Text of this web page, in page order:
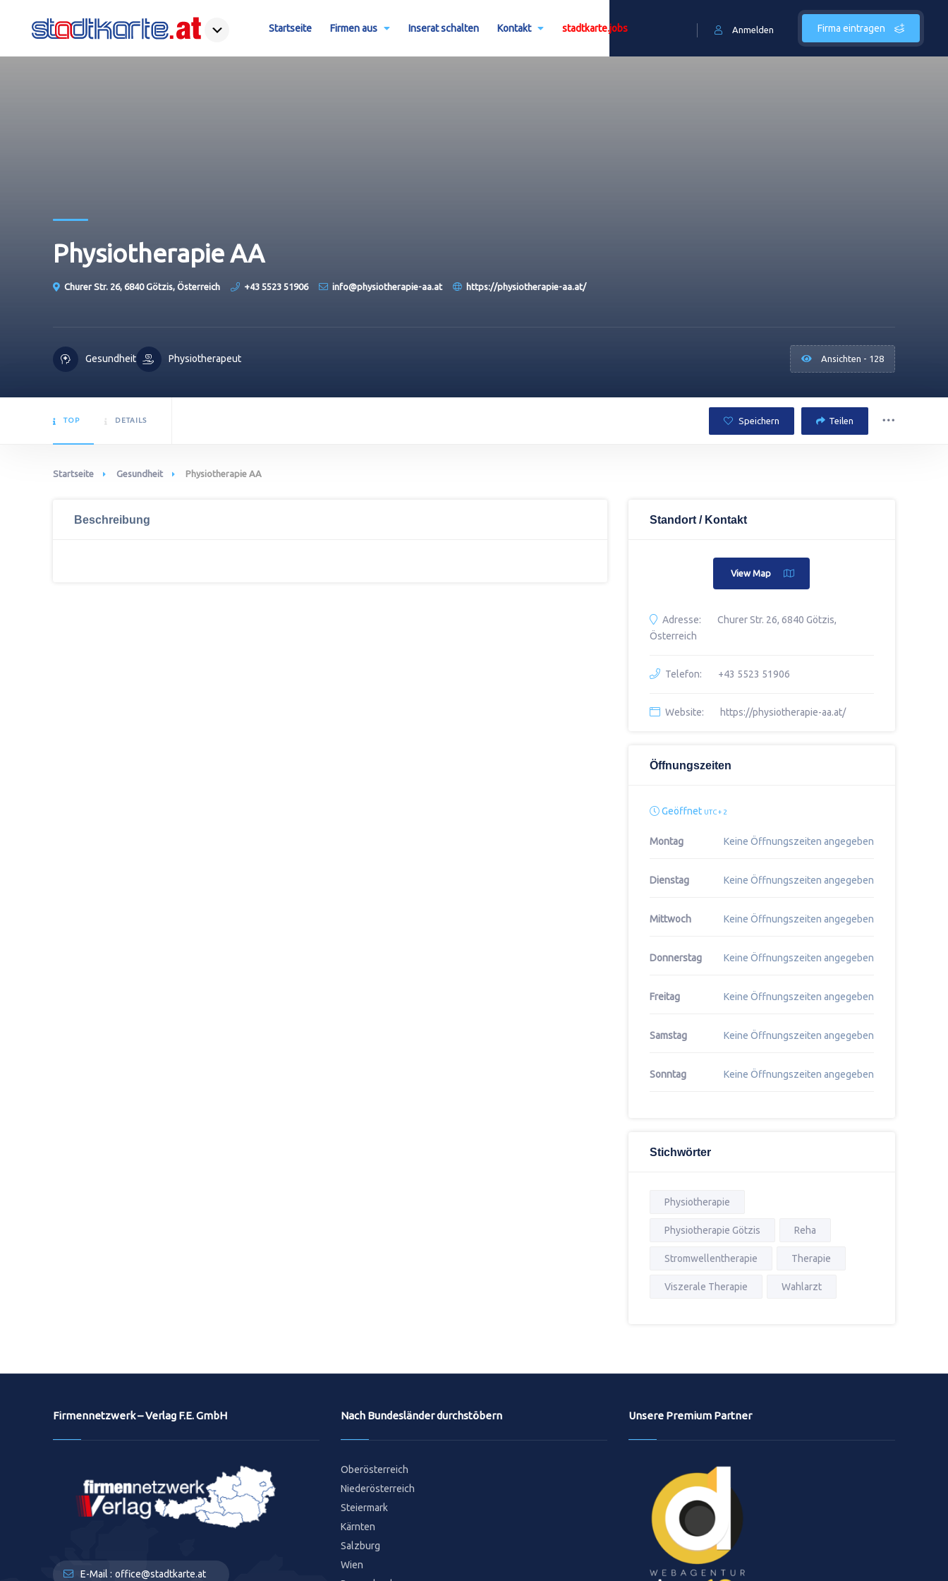
Firma eintragen
Anmelden
Startseite Firmen aus Inserat schalten Kontakt stadtkarte.jobs
Physiotherapie AA
Churer Str. 26, 6840 Götzis, Österreich +43 5523 51906 info@physiotherapie-aa.at https://physiotherapie-aa.at/
Gesundheit Physiotherapeut Ansichten - 128
TOP DETAILS Speichern Teilen
Startseite Gesundheit Physiotherapie AA
Beschreibung Standort / Kontakt
View Map
Adresse:
Churer Str. 26, 6840 Götzis,
Österreich
Telefon: +43 5523 51906
Website: https://physiotherapie-aa.at/
Öffnungszeiten
Geöffnet UTC + 2
Montag Keine Öffnungszeiten angegeben
Dienstag Keine Öffnungszeiten angegeben
Mittwoch Keine Öffnungszeiten angegeben
Donnerstag Keine Öffnungszeiten angegeben
Freitag Keine Öffnungszeiten angegeben
Samstag Keine Öffnungszeiten angegeben
Sonntag Keine Öffnungszeiten angegeben
Stichwörter
Physiotherapie
Physiotherapie Götzis Reha
Stromwellentherapie Therapie
Viszerale Therapie Wahlarzt
Firmennetzwerk – Verlag F.E. GmbH
E-Mail : office@stadtkarte.at
Nach Bundesländer durchstöbern
Oberösterreich
Niederösterreich
Steiermark
Kärnten
Salzburg
Wien
Unsere Premium Partner